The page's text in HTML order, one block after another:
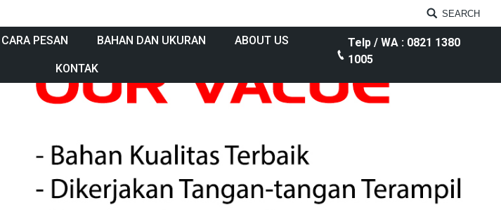
SEARCH
CARA PESAN BAHAN DAN UKURAN ABOUT US
KONTAK
Telp / WA : 0821 1380
1005